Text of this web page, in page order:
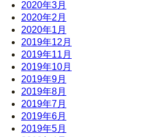
2020年3月
2020年2月
2020年1月
2019年12月
2019年11月
2019年10月
2019年9月
2019年8月
2019年7月
2019年6月
2019年5月